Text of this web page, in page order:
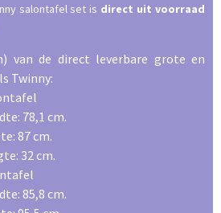
salontafel set is direct uit voorraad
van de direct leverbare grote en
Twinny:
78,1 cm.
87 cm.
32 cm.
85,8 cm.